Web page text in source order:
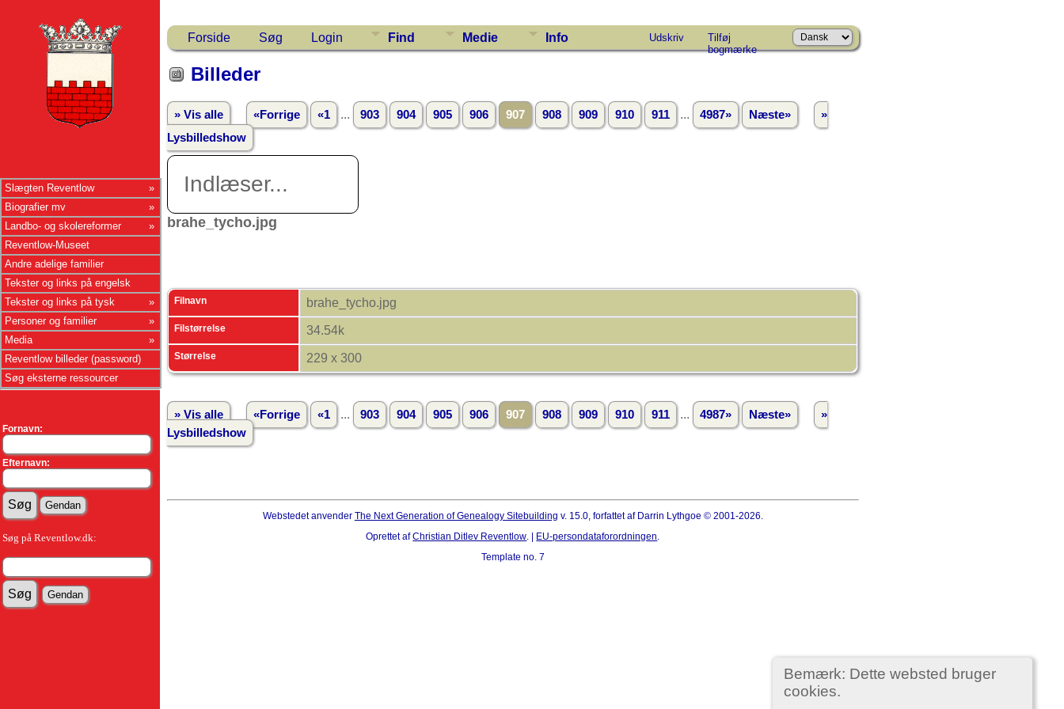
Slægten Reventlow
Biografier mv
Landbo- og skolereformer
Reventlow-Museet
Andre adelige familier
Tekster og links på engelsk
Tekster og links på tysk
Personer og familier
Media
Reventlow billeder (password)
Søg eksterne ressourcer
Fornavn:
Efternavn:
Søg på Reventlow.dk:
Forside Søg Login Find Medie Info Udskriv
Tilføj
bogmærke
Bemærk: Dette websted bruger
cookies.
Billeder
» Vis alle «Forrige «1 ... 903 904 905 906 907 908 909 910 911 ... 4987» Næste»
»
Lysbilledshow
Indlæser...
brahe_tycho.jpg
Filnavn brahe_tycho.jpg
Filstørrelse 34.54k
Størrelse 229 x 300
» Vis alle «Forrige «1 ... 903 904 905 906 907 908 909 910 911 ... 4987» Næste»
»
Lysbilledshow
Webstedet anvender The Next Generation of Genealogy Sitebuilding v. 15.0, forfattet af Darrin Lythgoe © 2001-2026.
Oprettet afChristian Ditlev Reventlow. | EU-persondataforordningen.
Template no. 7